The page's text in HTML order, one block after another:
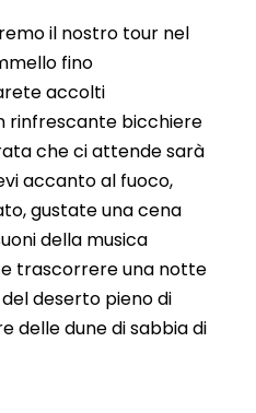
il nostro tour nel
fino
accolti
rinfrescante bicchiere
che ci attende sarà
accanto al fuoco,
gustate una cena
della musica
trascorrere una notte
deserto pieno di
delle dune di sabbia di